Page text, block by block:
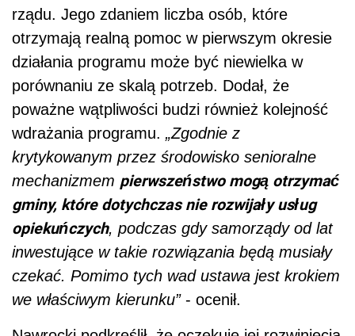
rządu. Jego zdaniem liczba osób, które
otrzymają realną pomoc w pierwszym okresie
działania programu może być niewielka w
porównaniu ze skalą potrzeb. Dodał, że
poważne wątpliwości budzi również kolejność
wdrażania programu. „Zgodnie z
krytykowanym przez środowisko senioralne
mechanizmem pierwszeństwo mogą otrzymać
gminy, które dotychczas nie rozwijały usług
opiekuńczych, podczas gdy samorządy od lat
inwestujące w takie rozwiązania będą musiały
czekać. Pomimo tych wad ustawa jest krokiem
we właściwym kierunku”- ocenił.